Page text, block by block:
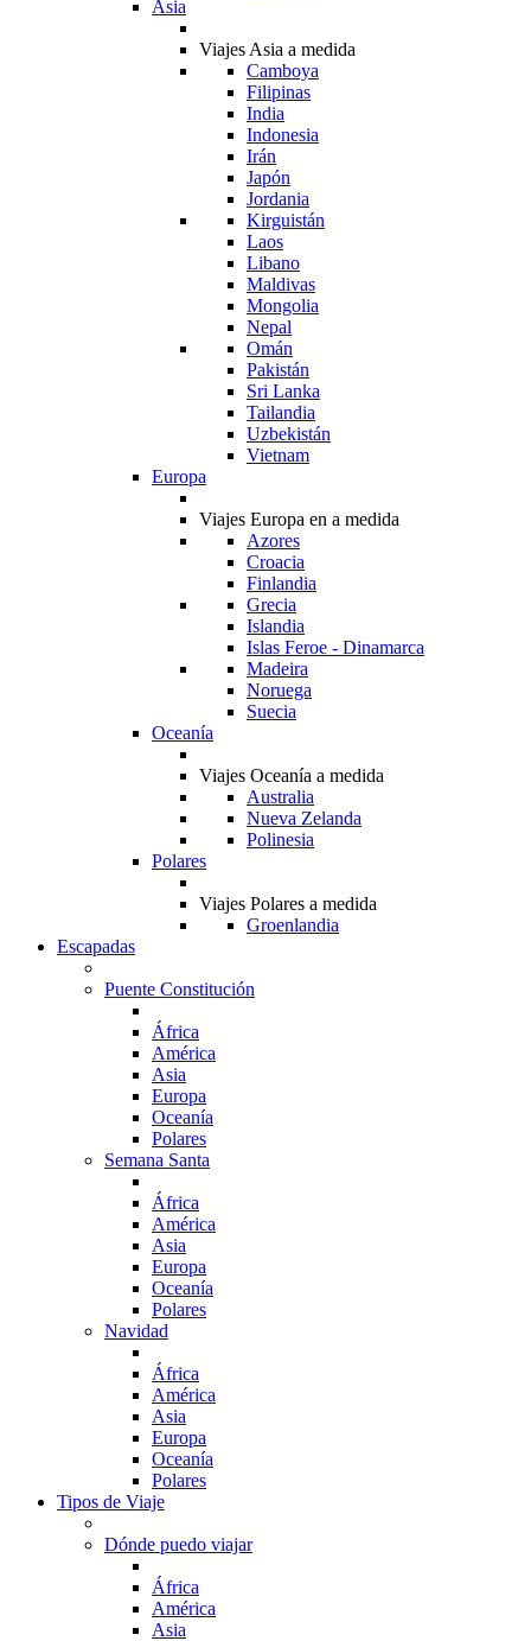
Asia
Viajes Asia a medida
Camboya
Filipinas
India
Indonesia
Irán
Japón
Jordania
Kirguistán
Laos
Libano
Maldivas
Mongolia
Nepal
Omán
Pakistán
Sri Lanka
Tailandia
Uzbekistán
Vietnam
Europa
Viajes Europa en a medida
Azores
Croacia
Finlandia
Grecia
Islandia
Islas Feroe - Dinamarca
Madeira
Noruega
Suecia
Oceanía
Viajes Oceanía a medida
Australia
Nueva Zelanda
Polinesia
Polares
Viajes Polares a medida
Groenlandia
Escapadas
Puente Constitución
África
América
Asia
Europa
Oceanía
Polares
Semana Santa
África
América
Asia
Europa
Oceanía
Polares
Navidad
África
América
Asia
Europa
Oceanía
Polares
Tipos de Viaje
Dónde puedo viajar
África
América
Asia